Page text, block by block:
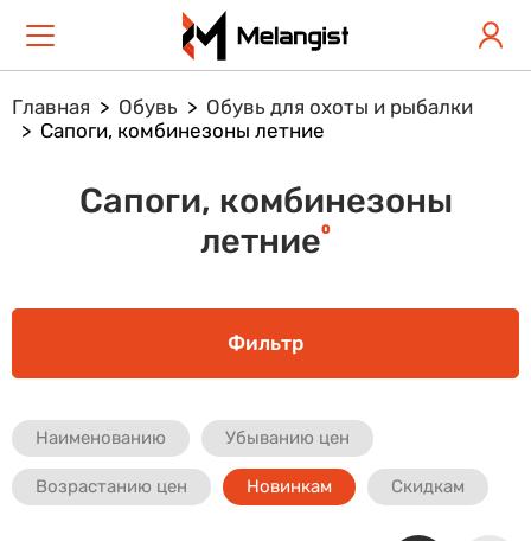
Главная Обувь
Обувь для охоты и рыбалки
Сапоги, комбинезоны летние
Сапоги, комбинезоны
летние0
Фильтр
Наименованию Убыванию цен
Возрастанию цен Новинкам Скидкам